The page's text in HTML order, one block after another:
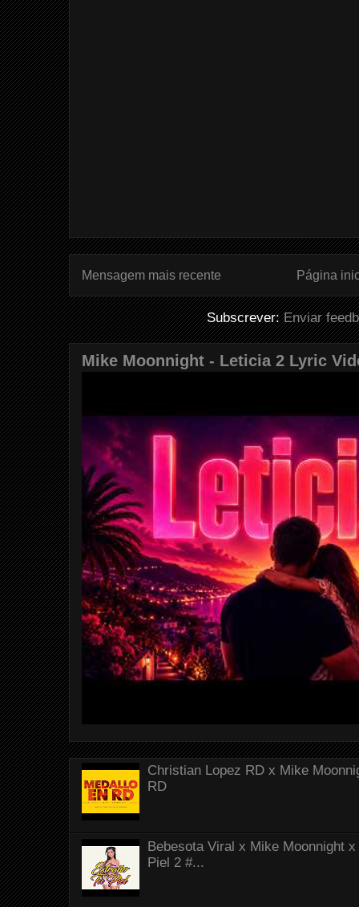
Mensagem mais recente Página
Subscrever:Enviar
Mike Moonnight - Leticia 2 Lyric
Christian Lopez RD x Mike
RD
Bebesota Viral x Mike Moonnight
Piel 2 #...